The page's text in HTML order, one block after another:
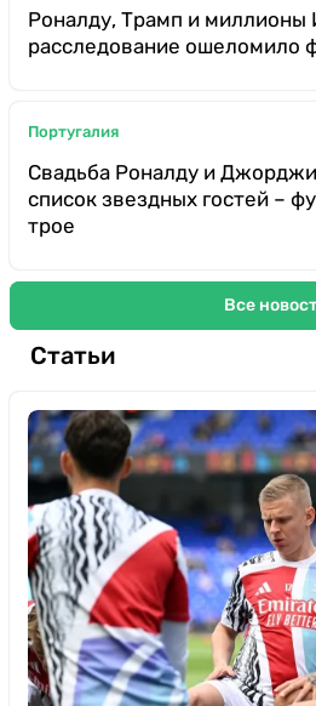
Роналду, Трамп и миллионы
расследование ошеломило
Португалия
Свадьба Роналду и
список звездных гостей –
трое
Все
Статьи